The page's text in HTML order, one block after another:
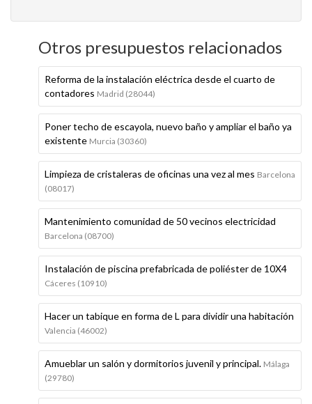
Otros presupuestos relacionados
Reforma de la instalación eléctrica desde el cuarto de
contadores Madrid (28044)
Poner techo de escayola, nuevo baño y ampliar el baño ya
existente Murcia (30360)
Limpieza de cristaleras de oficinas una vez al mes Barcelona
(08017)
Mantenimiento comunidad de 50 vecinos electricidad
Barcelona (08700)
Instalación de piscina prefabricada de poliéster de 10X4
Cáceres (10910)
Hacer un tabique en forma de L para dividir una habitación
Valencia (46002)
Amueblar un salón y dormitorios juvenil y principal. Málaga
(29780)